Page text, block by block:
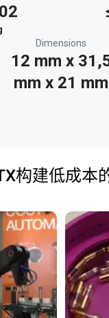
Dimensions
12 mm x
mm x 21 mm
构建低成本